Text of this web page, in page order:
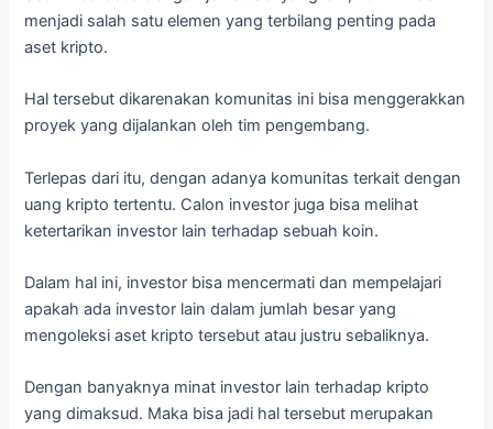
menjadi salah satu elemen yang terbilang penting pada
aset kripto.
Hal tersebut dikarenakan komunitas ini bisa menggerakkan
proyek yang dijalankan oleh tim pengembang.
Terlepas dari itu, dengan adanya komunitas terkait dengan
uang kripto tertentu. Calon investor juga bisa melihat
ketertarikan investor lain terhadap sebuah koin.
Dalam hal ini, investor bisa mencermati dan mempelajari
apakah ada investor lain dalam jumlah besar yang
mengoleksi aset kripto tersebut atau justru sebaliknya.
Dengan banyaknya minat investor lain terhadap kripto
yang dimaksud. Maka bisa jadi hal tersebut merupakan